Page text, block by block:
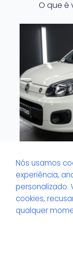
O que é
O que
Nós usamos
experiência,
personalizado.
cookies,
qualquer